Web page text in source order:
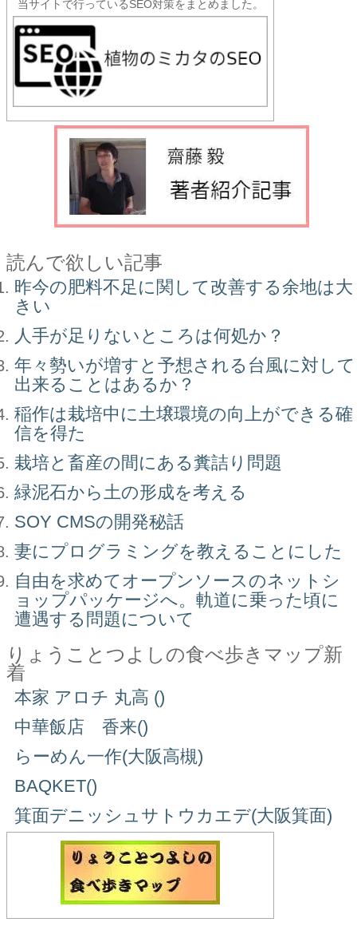
当サイトで行っているSEO対策をまとめました。
読んで欲しい記事
昨今の肥料不足に関して改善する余地は大
きい
人手が足りないところは何処か？
年々勢いが増すと予想される台風に対して
出来ることはあるか？
稲作は栽培中に土壌環境の向上ができる確
信を得た
栽培と畜産の間にある糞詰り問題
緑泥石から土の形成を考える
SOY CMSの開発秘話
妻にプログラミングを教えることにした
自由を求めてオープンソースのネットシ
ョップパッケージへ。軌道に乗った頃に
遭遇する問題について
りょうことつよしの食べ歩きマップ新
着
本家 アロチ 丸高 ()
中華飯店 香来()
らーめん一作(大阪高槻)
BAQKET()
箕面デニッシュサトウカエデ(大阪箕面)